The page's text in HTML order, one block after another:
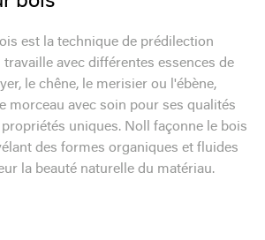
est la technique de prédilection
travaille avec différentes essences de
le chêne, le merisier ou l'ébène,
morceau avec soin pour ses qualités
uniques. Noll façonne le bois
des formes organiques et fluides
la beauté naturelle du matériau.